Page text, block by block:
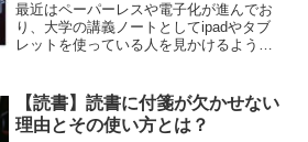
最近はペーパーレスや電子化が進んでお
り、大学の講義ノートとしてipadやタブ
レットを使っている人を見かけるように
う利便性があるからですかね。しかし私
は紙のノートを愛用し...
【読書】読書に付箋が欠かせない
理由とその使い方とは？